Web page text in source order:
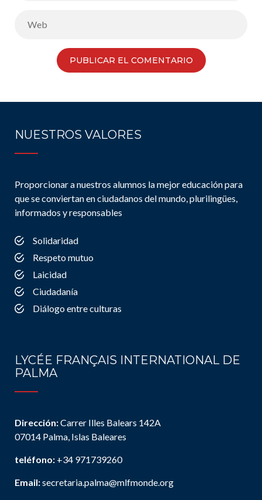
NUESTROS VALORES
Proporcionar a nuestros alumnos la mejor educación para
que se conviertan en ciudadanos del mundo, plurilingües,
informados y responsables
Solidaridad
Respeto mutuo
Laicidad
Ciudadanía
Diálogo entre culturas
LYCÉE FRANÇAIS INTERNATIONAL DE
PALMA
Dirección:Carrer Illes Balears 142A
07014 Palma, Islas Baleares
teléfono: +34 971739260
Email:secretaria.palma@mlfmonde.org